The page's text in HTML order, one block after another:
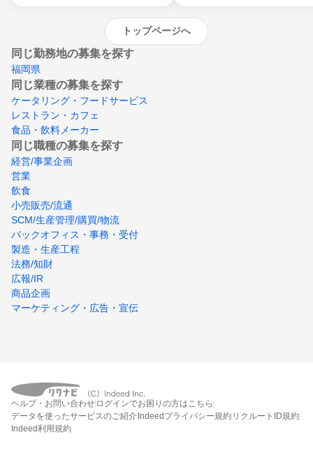
トップページへ
同じ勤務地の募集を探す
福岡県
同じ業種の募集を探す
ケータリング・フードサービス
レストラン・カフェ
食品・飲料メーカー
同じ職種の募集を探す
経営/事業企画
営業
飲食
小売販売/流通
SCM/生産管理/購買/物流
バックオフィス・事務・受付
製造・生産工程
法務/知財
広報/IR
商品企画
マーケティング・広告・宣伝
ヘルプ・お問い合わせ ログインでお困りの方はこちら
データを使ったサービスのご紹介Indeedプライバシー規約 リクルートID規約
Indeed利用規約